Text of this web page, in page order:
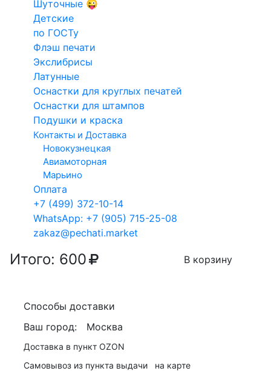
Шуточные 😜
Детские
по ГОСТу
Флэш печати
Экслибрисы
Латунные
Оснастки для круглых печатей
Оснастки для штампов
Подушки и краска
Контакты и Доставка
Новокузнецкая
Авиамоторная
Марьино
Оплата
+7 (499) 372-10-14
WhatsApp: +7 (905) 715-25-08
zakaz@pechati.market
на заказ
Факсимиле
Для такси
Кадастровый
инженер
Арб.
управляющий
Введите данные для макета
Выбор технологии изготовления клише
Клише из полимера
гарантия 1 год
Сроки изготовления
.08.2026
После 11:00 После 11:00
Итого: 600 В корзину
Способы доставки
Ваш город:
Москва
Доставка в пункт OZON
Самовывоз из пункта выдачи
на карте